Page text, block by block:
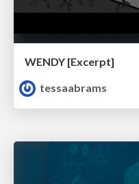
WENDY [Excerpt]
tessaabrams